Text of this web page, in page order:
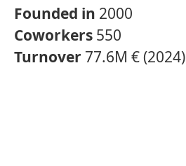
Founded in 2000
Coworkers 550
Turnover 77.6M € (2024)